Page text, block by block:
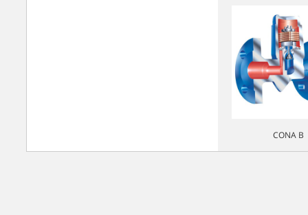
CONA B